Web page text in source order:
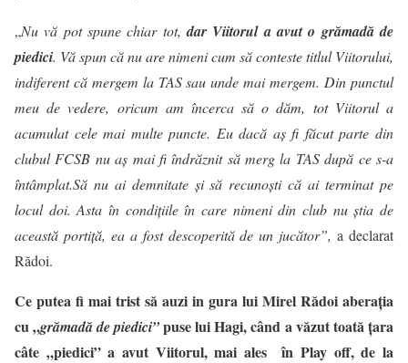
„Nu vă pot spune chiar tot,dar Viitorul a avut o grămadă de
piedici. Vă spun că nu are nimeni cum să conteste titlul Viitorului,
indiferent că mergem la TAS sau unde mai mergem. Din punctul
meu de vedere, oricum am încerca să o dăm, tot Viitorul a
acumulat cele mai multe puncte. Eu dacă aş fi făcut parte din
clubul FCSB nu aş mai fi îndrăznit să merg la TAS după ce s-a
întâmplat.Să nu ai demnitate şi să recunoşti că ai terminat pe
locul doi. Asta în condiţiile în care nimeni din club nu ştia de
această portiţă, ea a fost descoperită de un jucător”, a declarat
Rădoi.
Ce putea fi mai trist să auzi in gura lui Mirel Rădoi aberația
cu „grămadă de piedici”puse lui Hagi,când a văzut toată țara
câte „piedici” a avut Viitorul, mai ales în Play off, de la